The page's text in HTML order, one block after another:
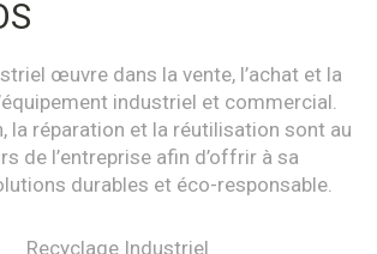
œuvre dans la vente, l’achat et la
industriel et commercial.
la réparation et la réutilisation sont au
de l’entreprise afin d’offrir à sa
durables et éco-responsable.